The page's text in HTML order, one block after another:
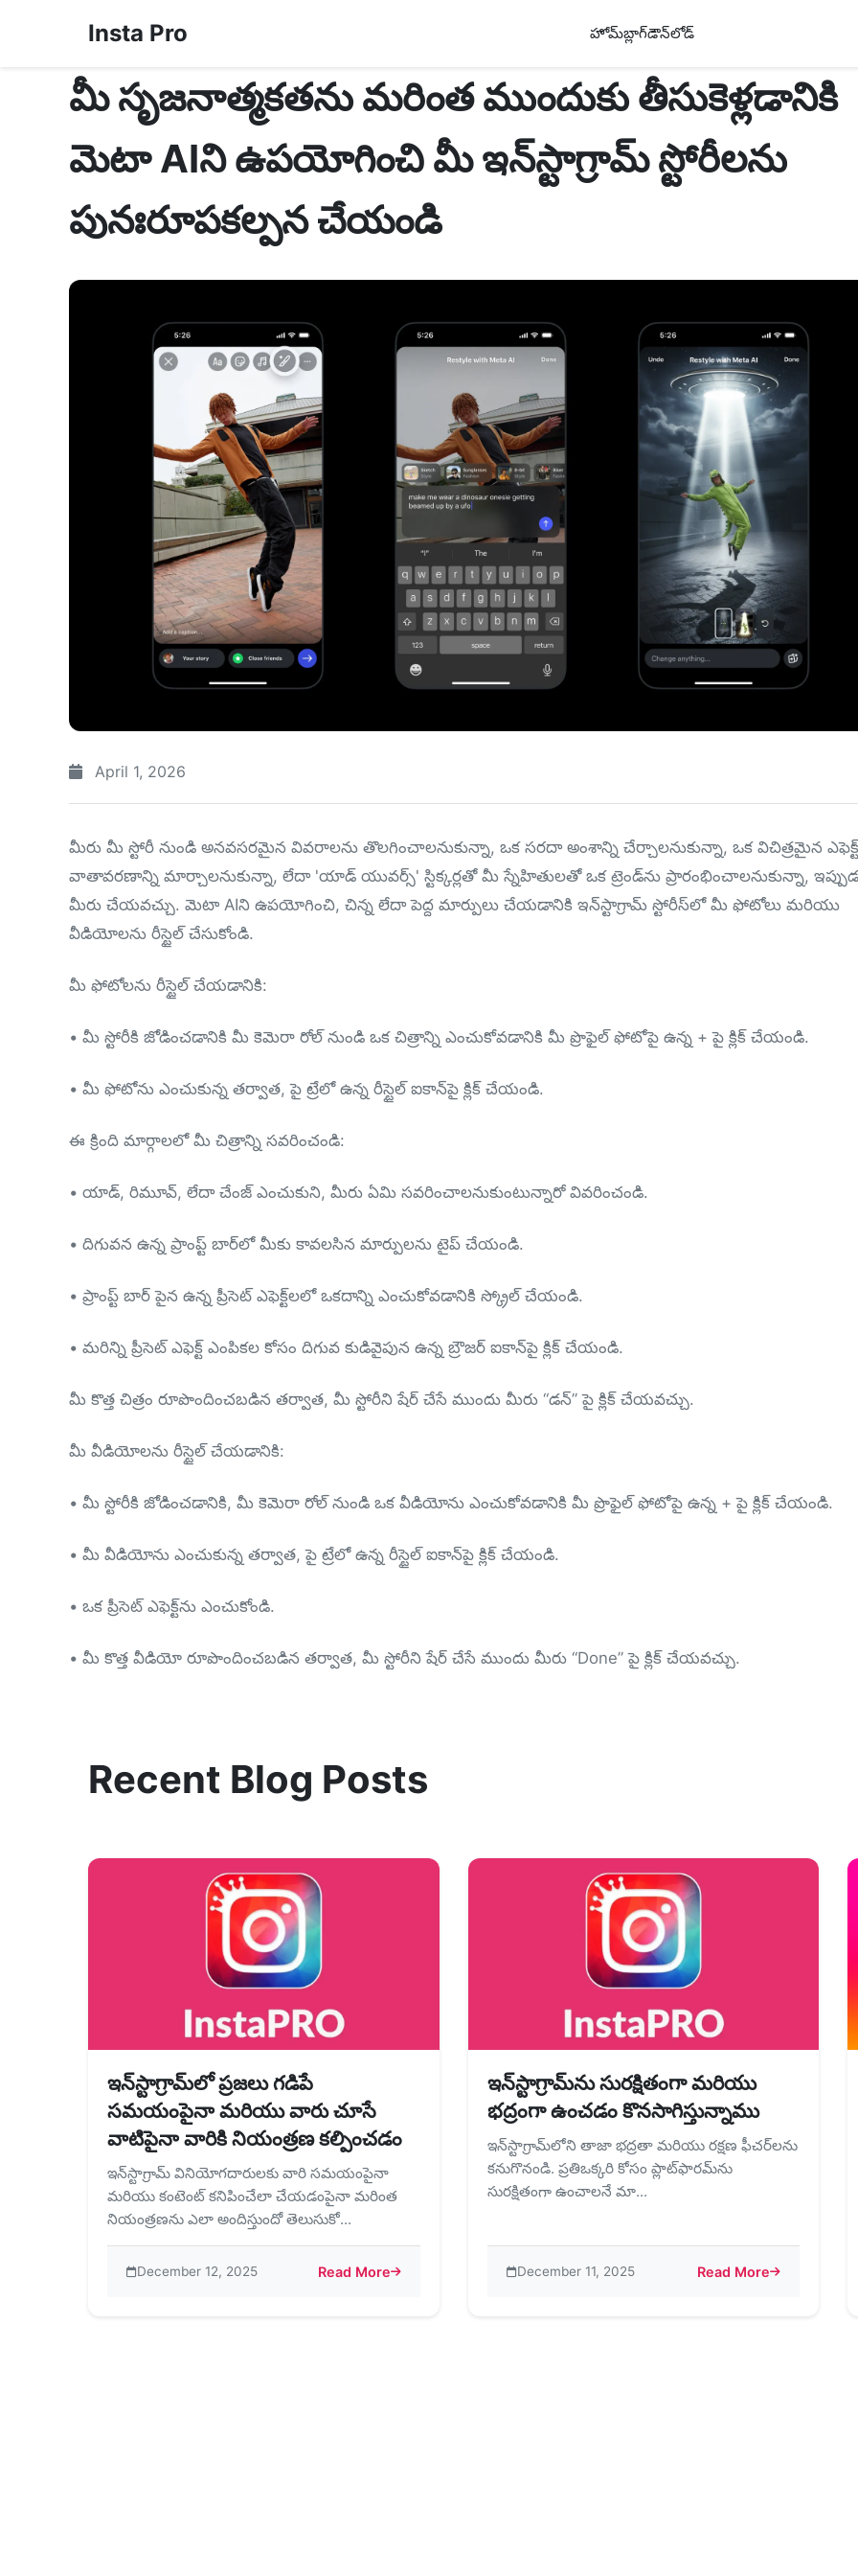
Insta Pro హోమ్బ్లాగ్డౌన్‌లోడ్
మీ సృజనాత్మకతను మరింత ముందుకు తీసుకెళ్లడానికి
మెటా AIని ఉపయోగించి మీ ఇన్‌స్టాగ్రామ్ స్టోరీలను
పునఃరూపకల్పన చేయండి
April 1, 2026
మీరు మీ స్టోరీ నుండి అనవసరమైన వివరాలను తొలగించాలనుకున్నా, ఒక సరదా అంశాన్ని చేర్చాలనుకున్నా, ఒక విచిత్రమైన
వాతావరణాన్ని మార్చాలనుకున్నా, లేదా 'యాడ్ యువర్స్' స్టిక్కర్లతో మీ స్నేహితులతో ఒక ట్రెండ్‌ను ప్రారంభించాలనుకున్నా,
మీరు చేయవచ్చు. మెటా AIని ఉపయోగించి, చిన్న లేదా పెద్ద మార్పులు చేయడానికి ఇన్‌స్టాగ్రామ్ స్టోరీస్‌లో మీ ఫోటోలు మరియు
వీడియోలను రీస్టైల్ చేసుకోండి.
మీ ఫోటోలను రీస్టైల్ చేయడానికి:
• మీ స్టోరీకి జోడించడానికి మీ కెమెరా రోల్ నుండి ఒక చిత్రాన్ని ఎంచుకోవడానికి మీ ప్రొఫైల్ ఫోటోపై ఉన్న + పై క్లిక్ చేయండి.
• మీ ఫోటోను ఎంచుకున్న తర్వాత, పై ట్రేలో ఉన్న రీస్టైల్ ఐకాన్‌పై క్లిక్ చేయండి.
ఈ క్రింది మార్గాలలో మీ చిత్రాన్ని సవరించండి:
• యాడ్, రిమూవ్, లేదా చేంజ్ ఎంచుకుని, మీరు ఏమి సవరించాలనుకుంటున్నారో వివరించండి.
• దిగువన ఉన్న ప్రాంప్ట్ బార్‌లో మీకు కావలసిన మార్పులను టైప్ చేయండి.
• ప్రాంప్ట్ బార్ పైన ఉన్న ప్రీసెట్ ఎఫెక్ట్‌లలో ఒకదాన్ని ఎంచుకోవడానికి స్క్రోల్ చేయండి.
• మరిన్ని ప్రీసెట్ ఎఫెక్ట్ ఎంపికల కోసం దిగువ కుడివైపున ఉన్న బ్రౌజర్ ఐకాన్‌పై క్లిక్ చేయండి.
మీ కొత్త చిత్రం రూపొందించబడిన తర్వాత, మీ స్టోరీని షేర్ చేసే ముందు మీరు “డన్” పై క్లిక్ చేయవచ్చు.
మీ వీడియోలను రీస్టైల్ చేయడానికి:
• మీ స్టోరీకి జోడించడానికి, మీ కెమెరా రోల్ నుండి ఒక వీడియోను ఎంచుకోవడానికి మీ ప్రొఫైల్ ఫోటోపై ఉన్న + పై క్లిక్ చేయండి.
• మీ వీడియోను ఎంచుకున్న తర్వాత, పై ట్రేలో ఉన్న రీస్టైల్ ఐకాన్‌పై క్లిక్ చేయండి.
• ఒక ప్రీసెట్ ఎఫెక్ట్‌ను ఎంచుకోండి.
• మీ కొత్త వీడియో రూపొందించబడిన తర్వాత, మీ స్టోరీని షేర్ చేసే ముందు మీరు “Done” పై క్లిక్ చేయవచ్చు.
Recent Blog Posts
ఇన్‌స్టాగ్రామ్‌లో ప్రజలు గడిపే
సమయంపైనా మరియు వారు చూసే
వాటిపైనా వారికి నియంత్రణ కల్పించడం
ఇన్‌స్టాగ్రామ్ వినియోగదారులకు వారి సమయంపైనా
మరియు కంటెంట్ కనిపించేలా చేయడంపైనా మరింత
నియంత్రణను ఎలా అందిస్తుందో తెలుసుకో...
December 12, 2025 Read More
about ఇన్‌స్టాగ్రామ్‌లో ప్రజలు గడిపే సమయంపైనా మరియు వారు చూసే వాటిపైనా వారికి నియంత్రణ
ఇన్‌స్టాగ్రామ్‌ను సురక్షితంగా మరియు
భద్రంగా ఉంచడం కొనసాగిస్తున్నాము
ఇన్‌స్టాగ్రామ్‌లోని తాజా భద్రతా మరియు రక్షణ ఫీచర్‌లను
కనుగొనండి. ప్రతిఒక్కరి కోసం ప్లాట్‌ఫారమ్‌ను
సురక్షితంగా ఉంచాలనే మా...
December 11, 2025 Read More
about ఇన్‌స్టాగ్రామ్‌ను